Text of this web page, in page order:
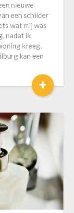
nieuwe
een schilder
wat mij was
nadat ik
kreeg.
kan een
+